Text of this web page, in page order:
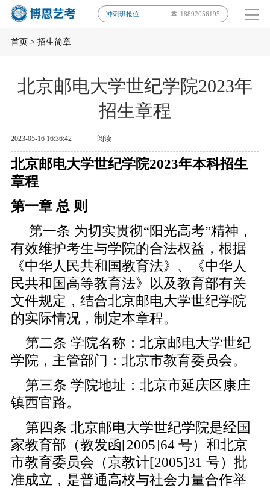
冲刺班抢位 18892056195
首页> 招生简章
北京邮电大学世纪学院2023年
招生章程
2023-05-16 16:36:42 阅读
北京邮电大学世纪学院2023年本科招生
章程
第一章 总 则
第一条 为切实贯彻“阳光高考”精神，
有效维护考生与学院的合法权益，根据
《中华人民共和国教育法》、《中华人
民共和国高等教育法》以及教育部有关
文件规定，结合北京邮电大学世纪学院
的实际情况，制定本章程。
第二条 学院名称：北京邮电大学世纪
学院，主管部门：北京市教育委员会。
第三条 学院地址：北京市延庆区康庄
镇西官路。
第四条 北京邮电大学世纪学院是经国
家教育部（教发函[2005]64 号）和北京
市教育委员会（京教计[2005]31 号）批
准成立，是普通高校与社会力量合作举